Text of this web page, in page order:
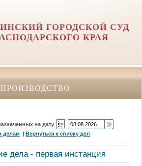
ГОРОДСКОЙ СУД
КРАЯ
на дату
делам |Вернуться к списку дел
дела - первая инстанция